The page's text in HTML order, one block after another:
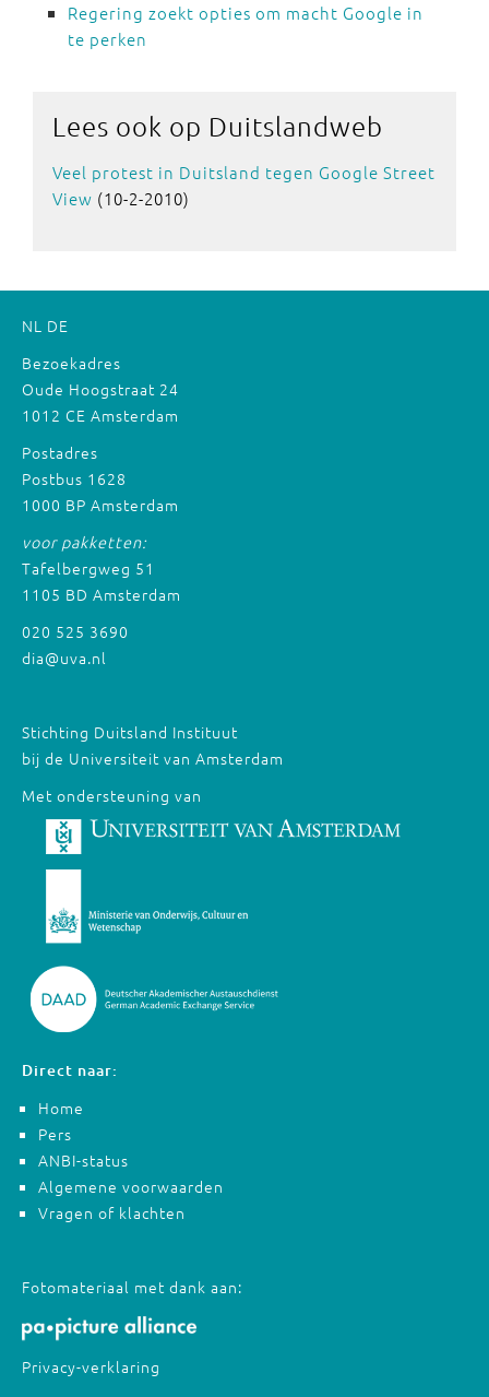
Regering zoekt opties om macht Google in
te perken
Lees ook op Duitslandweb
Veel protest in Duitsland tegen Google Street
View (10-2-2010)
NL DE
Bezoekadres
Oude Hoogstraat 24
1012 CE Amsterdam
Postadres
Postbus 1628
1000 BP Amsterdam
voor pakketten:
Tafelbergweg 51
1105 BD Amsterdam
020 525 3690
dia@uva.nl
Stichting Duitsland Instituut
bij de Universiteit van Amsterdam
Met ondersteuning van
Direct naar:
Home
Pers
ANBI-status
Algemene voorwaarden
Vragen of klachten
Fotomateriaal met dank aan:
Privacy-verklaring